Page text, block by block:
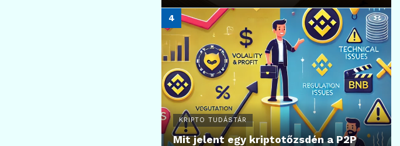
KRIPTO TUDÁSTÁR
Mit jelent egy kriptotőzsdén a P2P